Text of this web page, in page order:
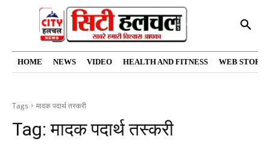
HOME NEWS VIDEO HEALTH AND FITNESS WEB
Tags मादक पदार्थ तस्करी
Tag:मादक पदार्थ तस्करी